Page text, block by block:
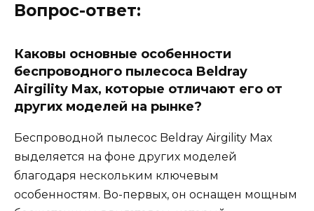
Вопрос-ответ:
Каковы основные особенности
беспроводного пылесоса Beldray
Airgility Max, которые отличают его от
других моделей на рынке?
Беспроводной пылесос Beldray Airgility Max
выделяется на фоне других моделей
благодаря нескольким ключевым
особенностям. Во-первых, он оснащен мощным